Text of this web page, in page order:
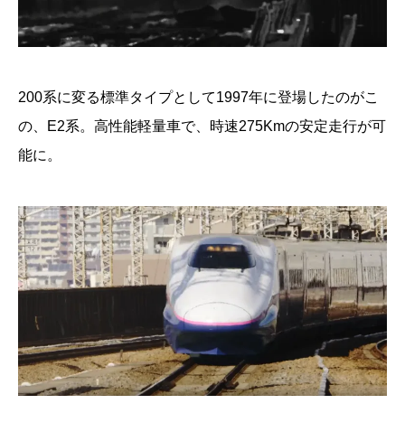
200系に変る標準タイプとして1997年に登場したのがこ
の、E2系。高性能軽量車で、時速275Kmの安定走行が可
能に。